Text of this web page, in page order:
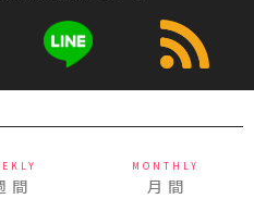
間
MONTHLY
月 間